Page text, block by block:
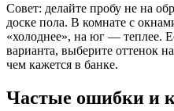
Совет: делайте пробу не на
доске пола. В комнате с
«холоднее», на юг — теплее.
варианта, выберите оттенок
чем кажется в банке.
Частые ошибки и